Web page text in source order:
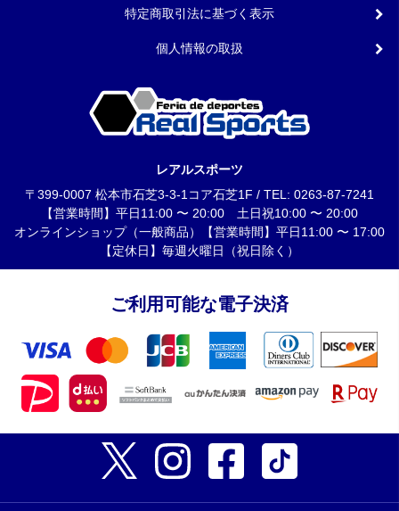
特定商取引法に基づく表示
個人情報の取扱
レアルスポーツ
〒399-0007 松本市石芝3-3-1コア石芝1F / TEL: 0263-87-7241
【営業時間】平日11:00 〜 20:00 土日祝10:00 〜 20:00
オンラインショップ（一般商品）【営業時間】平日11:00 〜 17:00
【定休日】毎週火曜日（祝日除く）
ご利用可能な電子決済